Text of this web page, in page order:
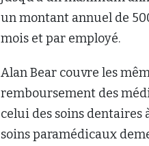
un montant annuel de
mois et par employé.
Alan Bear couvre les
remboursement des
celui des soins dentaires
soins paramédicaux